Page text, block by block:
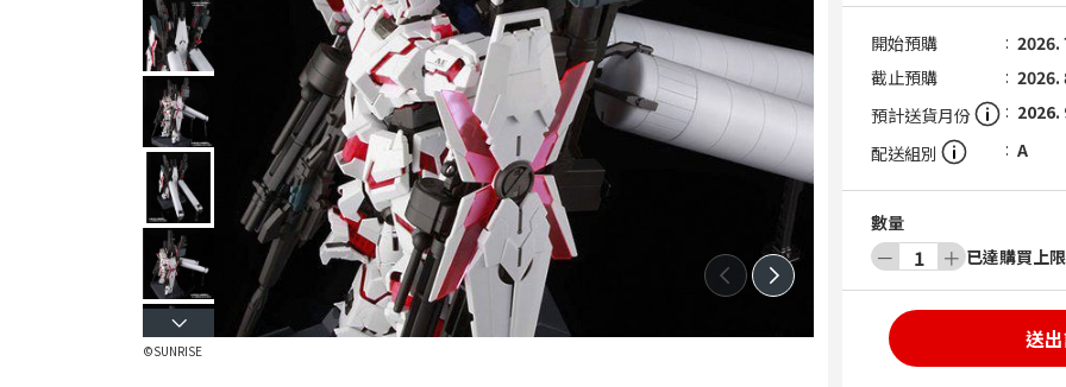
©SUNRISE
開始預購
2026.
截止預購
2026.
預計送貨月份
2026.
配送組別
A
數量
－ 1 ＋ 已達購買上
送